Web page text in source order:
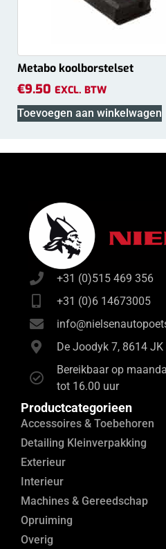
Metabo koolborstelset
€9.50 EXCL. BTW
Toevoegen aan winkelwagen
+31 (0)515 469 356
+31 (0)6 14673005
De Joodyk 7, 8614 JK
Bereikbaar op
tot 16.00 uur
Productcategorieen
Accessoires & Toebehoren
Detailing Kleinverpakking
Exterieur
Interieur
Machines & Gereedschap
Opruiming
Overig